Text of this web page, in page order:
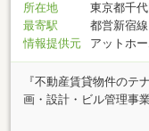
所在地
東京都千
最寄駅
都営新宿
情報提供元
アットホ
『不動産賃貸物件のテ
画・設計・ビル管理事
現在の不動産及び建設